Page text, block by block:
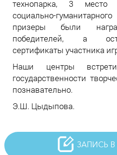
технопарка, 3 место
социально-
призеры были
победителей, а
сертификаты участника
Наши центры
государственности
познавательно.
Э.Ш. Цыдыпова.
ЗАПИСЬ